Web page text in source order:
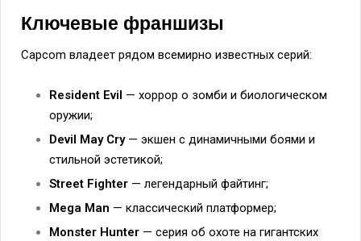
Ключевые франшизы
Capcom владеет рядом всемирно известных серий:
Resident Evil — хоррор о зомби и биологическом
оружии;
Devil May Cry— экшен с динамичными боями и
стильной эстетикой;
Street Fighter — легендарный файтинг;
Mega Man — классический платформер;
Monster Hunter — серия об охоте на гигантских